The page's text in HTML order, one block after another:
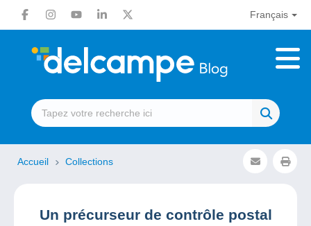
Français
Accueil Collections
Un précurseur de contrôle postal